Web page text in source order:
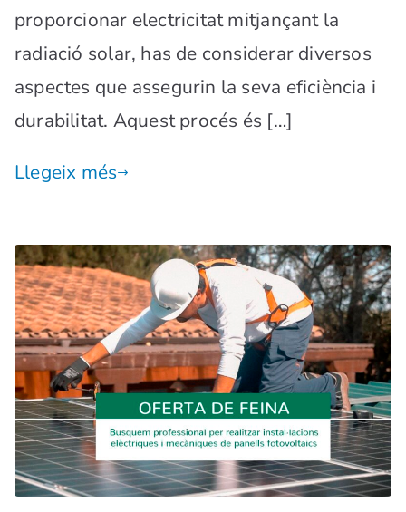
proporcionar electricitat mitjançant la
radiació solar, has de considerar diversos
aspectes que assegurin la seva eficiència i
durabilitat. Aquest procés és […]
Llegeix més